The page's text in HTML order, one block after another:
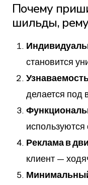
Почему
шильды,
становится
делается под
Реклама в
клиент —